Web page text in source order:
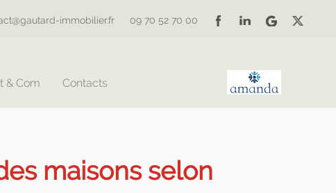
immobilier.fr 09 70 52 70 00
& Com Contacts
maisons selon